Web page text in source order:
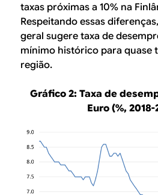
taxas próximas a 10% na
Respeitando essas
geral sugere taxa de
mínimo histórico para quase
região.
Gráfico 2: Taxa de
Euro (%,